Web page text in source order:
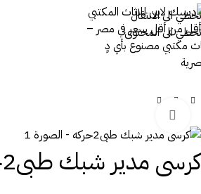
تخطي الى الانتقال
تخطي الى المحتوى
كرسى مدير شبك طبى2حركه